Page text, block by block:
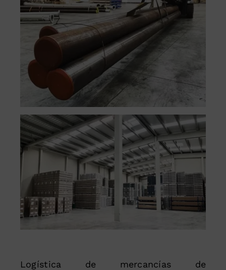
Logística de mercancías de